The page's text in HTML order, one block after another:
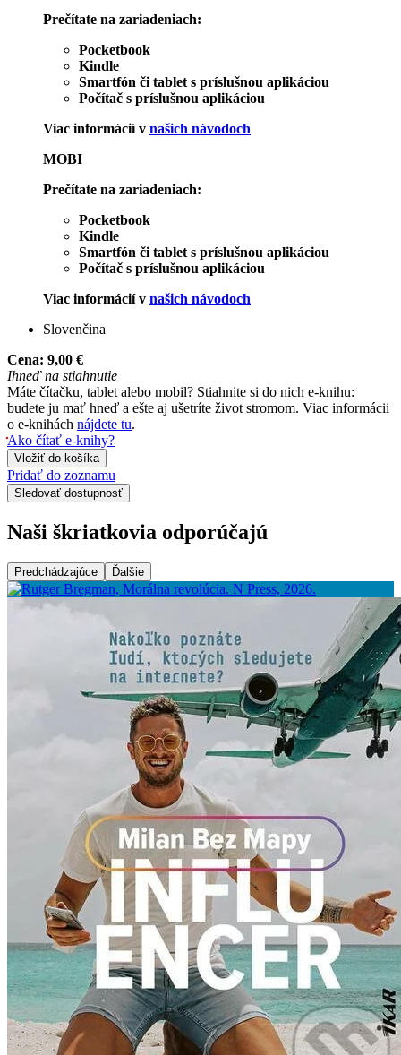
Prečítate na zariadeniach:
Pocketbook
Kindle
Smartfón či tablet s príslušnou aplikáciou
Počítač s príslušnou aplikáciou
Viac informácií v našich návodoch
MOBI
Prečítate na zariadeniach:
Pocketbook
Kindle
Smartfón či tablet s príslušnou aplikáciou
Počítač s príslušnou aplikáciou
Viac informácií v našich návodoch
Slovenčina
Cena: 9,00 €
Ihneď na stiahnutie
Máte čítačku, tablet alebo mobil? Stiahnite si do nich e-knihu:
budete ju mať hneď a ešte aj ušetríte život stromom. Viac informácii
o e-knihách nájdete tu.
Ako čítať e-knihy?
Vložiť do košíka
Pridať do zoznamu
Sledovať dostupnosť
Naši škriatkovia odporúčajú
Predchádzajúce Ďalšie